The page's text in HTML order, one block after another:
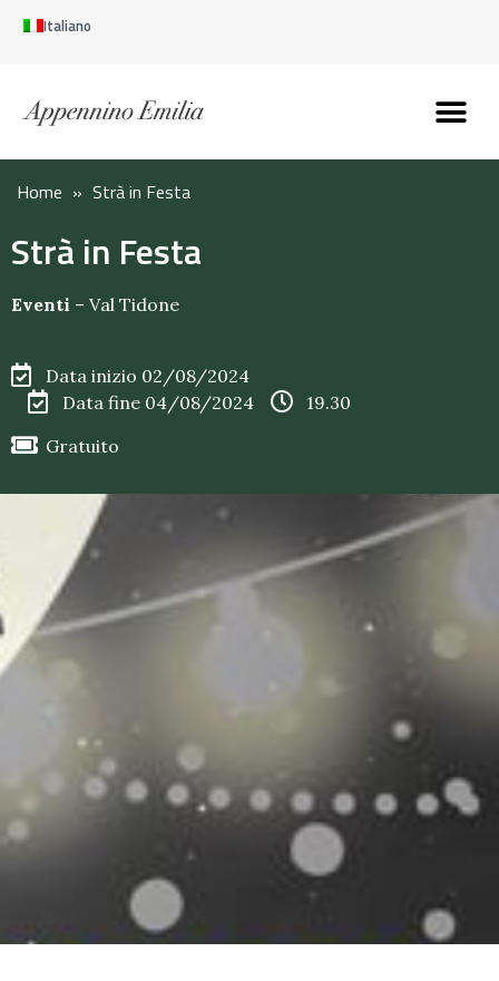
Italiano
Home » Strà in Festa
Strà in Festa
Eventi – Val Tidone
Data inizio 02/08/2024
Data fine 04/08/2024
19.30
Gratuito